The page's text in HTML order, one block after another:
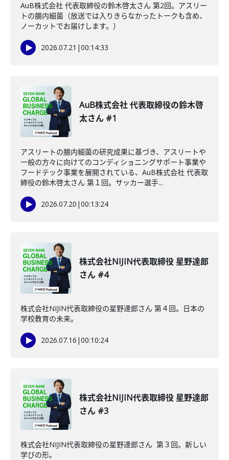
AuB株式会社 代表取締役の鈴木啓太さん 第2回。アスリー
トの腸内細菌（放送では入りきらなかったトークも含め、
ノーカットでお届けします。）
2026.07.21 |00:14:33
AuB株式会社 代表取締役の鈴木啓
太さん #1
アスリートの腸内細菌の研究成果に基づき、アスリートや
一般の方々に向けてのコンディショニングサポート事業や
フードテック事業を展開されている、AuB株式会社 代表取
締役の鈴木啓太さん 第１回。サッカー選手...
2026.07.20 |00:13:24
株式会社NIJIN代表取締役 星野達郎
さん #4
株式会社NIJIN代表取締役の星野達郎さん 第４回。日本の
学校教育の未来。
2026.07.16 |00:10:24
株式会社NIJIN代表取締役 星野達郎
さん #3
株式会社NIJIN代表取締役の星野達郎さん 第３回。新しい
学びの形。